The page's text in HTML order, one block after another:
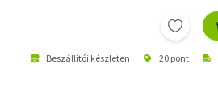
Beszállítói készleten 20 pont